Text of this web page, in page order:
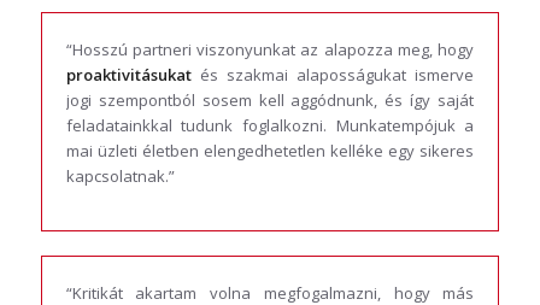
“Hosszú partneri viszonyunkat az alapozza meg, hogy
proaktivitásukatés szakmai alaposságukat ismerve
jogi szempontból sosem kell aggódnunk, és így saját
feladatainkkal tudunk foglalkozni. Munkatempójuk a
mai üzleti életben elengedhetetlen kelléke egy sikeres
kapcsolatnak.”
“Kritikát akartam volna megfogalmazni, hogy más